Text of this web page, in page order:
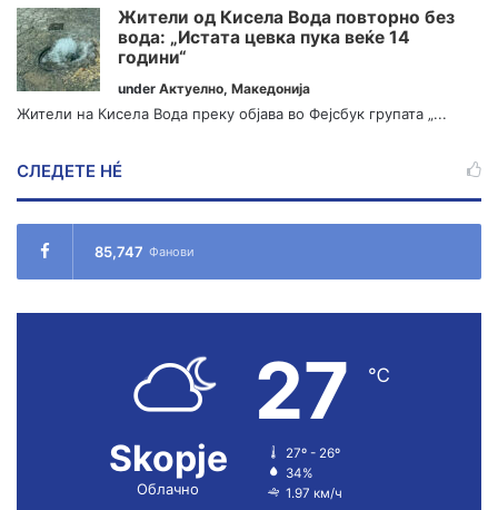
Жители од Кисела Вода повторно без
вода: „Истата цевка пука веќе 14
години“
under Актуелно, Македонија
Жители на Кисела Вода преку објава во Фејсбук групата „...
СЛЕДЕТЕ НÉ
85,747 Фанови
Skopje
Облачно
27 ℃
27º - 26º
34%
1.97 км/ч